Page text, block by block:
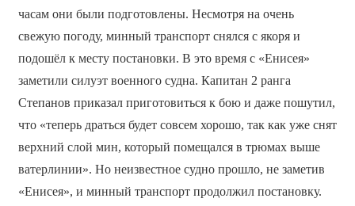
часам они были подготовлены. Несмотря на очень
свежую погоду, минный транспорт снялся с якоря и
подошёл к месту постановки. В это время с «Енисея»
заметили силуэт военного судна. Капитан 2 ранга
Степанов приказал приготовиться к бою и даже пошутил,
что «теперь драться будет совсем хорошо, так как уже снят
верхний слой мин, который помещался в трюмах выше
ватерлинии». Но неизвестное судно прошло, не заметив
«Енисея», и минный транспорт продолжил постановку.